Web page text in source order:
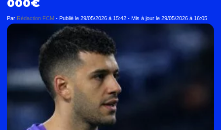
000€
Par Rédaction FCM - Publié le 29/05/2026 à 15:42 - Mis à jour le 29/05/2026 à 16:05